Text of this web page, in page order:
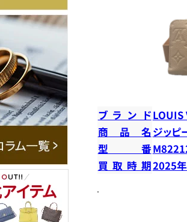
ブランドLOUIS
商品名 ジッピ
型番
買取時期2025